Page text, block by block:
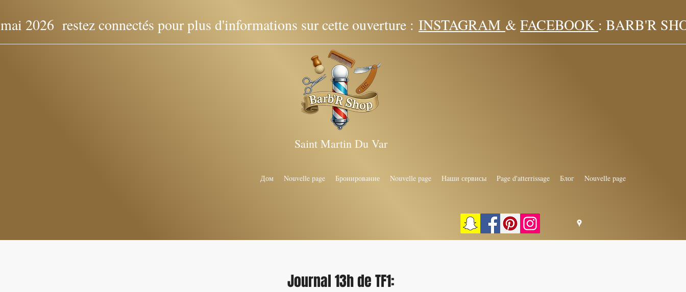
Saint Martin Du Var
Дом Nouvelle page Бронирование Nouvelle page Наши сервисы Page d'atterrissage Блог Nouvelle page
2026 restez connectés pour plus d'informations sur cette ouverture : INSTAGRAM & FACEBOOK : BARB'R
Journal 13h de TF1: